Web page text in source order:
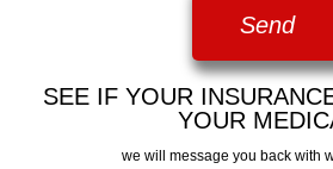
Send
SEE IF YOUR
YOUR
we will message you back with